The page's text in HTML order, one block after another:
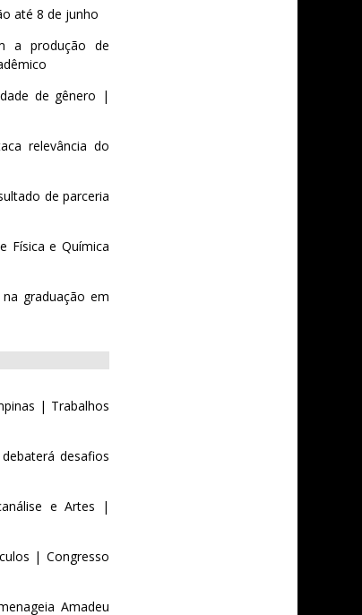
até 8 de junho
a produção de
de gênero |
relevância do
de parceria
Física e Química
graduação em
| Trabalhos
desafios
e Artes |
| Congresso
Amadeu